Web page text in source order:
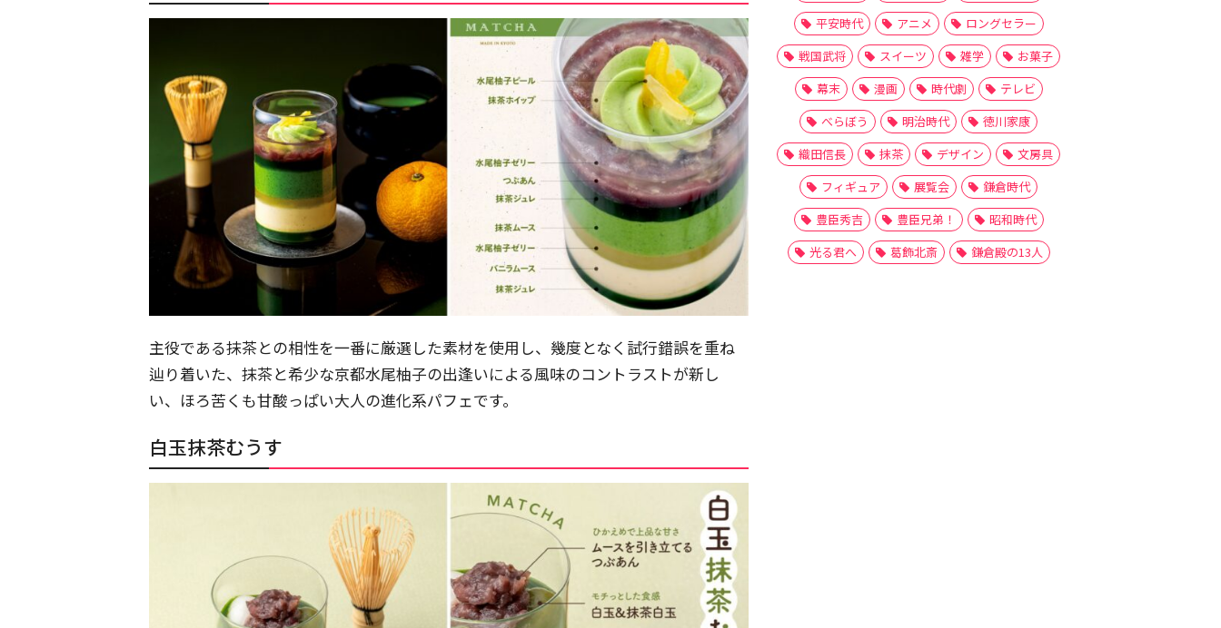
主役である抹茶との相性を一番に厳選した素材を使用し、幾度となく試行錯誤を重ね
辿り着いた、抹茶と希少な京都水尾柚子の出逢いによる風味のコントラストが新し
い、ほろ苦くも甘酸っぱい大人の進化系パフェです。
白玉抹茶むうす
平安時代
アニメ
ロングセラー
戦国武将
スイーツ 雑学
お菓子
幕末
漫画 時代劇
テレビ
べらぼう
明治時代
徳川家康
織田信長
抹茶 デザイン
文房具
フィギュア
展覧会
鎌倉時代
豊臣秀吉
豊臣兄弟！
昭和時代
光る君へ
葛飾北斎 鎌倉殿の13人